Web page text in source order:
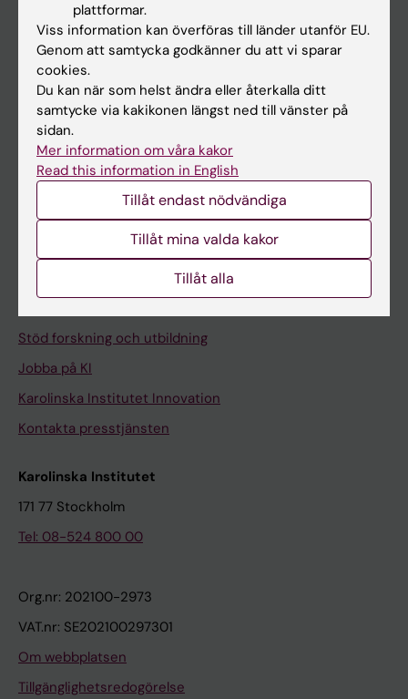
Schema
Studentmejlen
Kurs- och programwebbar
Student på KI
Medarbetarportalen
Stöd forskning och utbildning
Jobba på KI
Karolinska Institutet Innovation
Kontakta presstjänsten
Karolinska Institutet
171 77 Stockholm
Tel: 08-524 800 00
Org.nr: 202100-2973
VAT.nr: SE202100297301
Om webbplatsen
Tillgänglighetsredogörelse
plattformar.
Viss information kan överföras till länder utanför EU.
Genom att samtycka godkänner du att vi sparar
cookies.
Du kan när som helst ändra eller återkalla ditt
samtycke via kakikonen längst ned till vänster på
sidan.
Mer information om våra kakor
Read this information in English
Tillåt endast nödvändiga
Tillåt mina valda kakor
Tillåt alla